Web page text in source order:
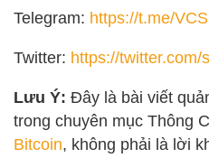
Telegram: https://t.me/
Twitter: https://twitter.com/
Lưu Ý: Đây là bài viết
trong chuyên mục Thông
Bitcoin, không phải là lời